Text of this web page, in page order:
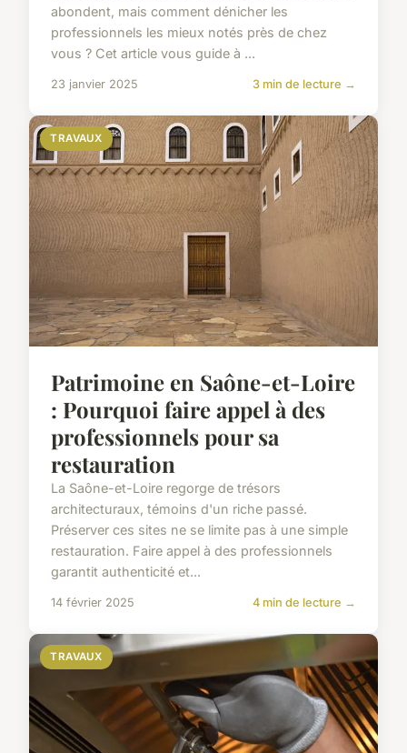
abondent, mais comment dénicher les
professionnels les mieux notés près de chez
vous ? Cet article vous guide à ...
23 janvier 2025 3 min de lecture →
TRAVAUX
Patrimoine en Saône-et-Loire
: Pourquoi faire appel à des
professionnels pour sa
restauration
La Saône-et-Loire regorge de trésors
architecturaux, témoins d'un riche passé.
Préserver ces sites ne se limite pas à une simple
restauration. Faire appel à des professionnels
garantit authenticité et...
14 février 2025 4 min de lecture →
TRAVAUX